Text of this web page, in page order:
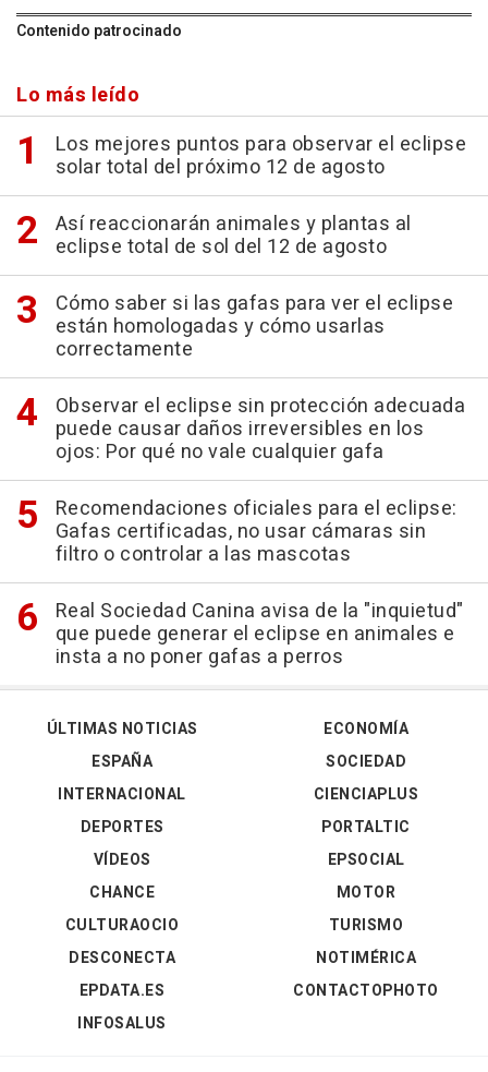
Contenido patrocinado
Lo más leído
Los mejores puntos para observar el eclipse
solar total del próximo 12 de agosto
Así reaccionarán animales y plantas al
eclipse total de sol del 12 de agosto
Cómo saber si las gafas para ver el eclipse
están homologadas y cómo usarlas
correctamente
Observar el eclipse sin protección adecuada
puede causar daños irreversibles en los
ojos: Por qué no vale cualquier gafa
Recomendaciones oficiales para el eclipse:
Gafas certificadas, no usar cámaras sin
filtro o controlar a las mascotas
Real Sociedad Canina avisa de la "inquietud"
que puede generar el eclipse en animales e
insta a no poner gafas a perros
ÚLTIMAS NOTICIAS
ESPAÑA
INTERNACIONAL
DEPORTES
VÍDEOS
ECONOMÍA
SOCIEDAD
CIENCIAPLUS
PORTALTIC
EPSOCIAL
CHANCE
CULTURAOCIO
DESCONECTA
EPDATA.ES
INFOSALUS
MOTOR
TURISMO
NOTIMÉRICA
CONTACTOPHOTO